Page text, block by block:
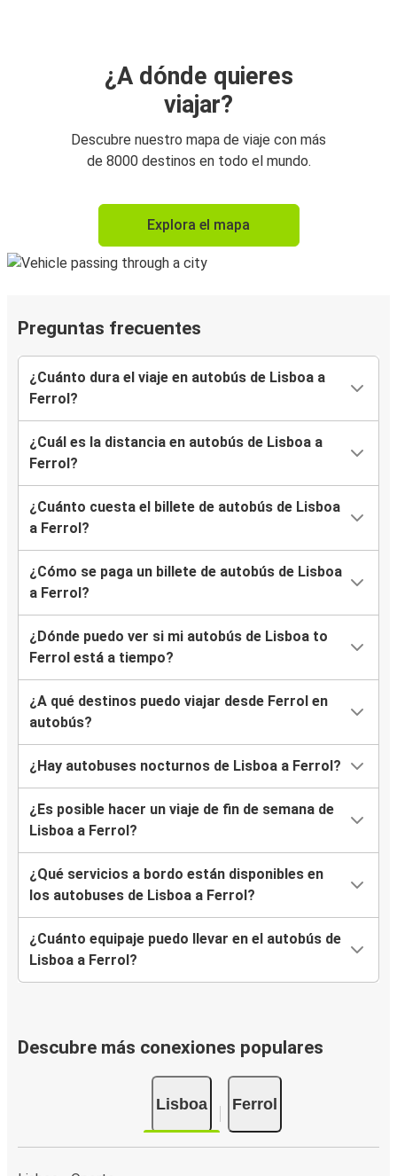
¿A dónde quieres
viajar?
Descubre nuestro mapa de viaje con más
de 8000 destinos en todo el mundo.
Explora el mapa
Preguntas frecuentes
¿Cuánto dura el viaje en autobús de Lisboa a
Ferrol?
¿Cuál es la distancia en autobús de Lisboa a
Ferrol?
¿Cuánto cuesta el billete de autobús de Lisboa
a Ferrol?
¿Cómo se paga un billete de autobús de Lisboa
a Ferrol?
¿Dónde puedo ver si mi autobús de Lisboa to
Ferrol está a tiempo?
¿A qué destinos puedo viajar desde Ferrol en
autobús?
¿Hay autobuses nocturnos de Lisboa a Ferrol?
¿Es posible hacer un viaje de fin de semana de
Lisboa a Ferrol?
¿Qué servicios a bordo están disponibles en
los autobuses de Lisboa a Ferrol?
¿Cuánto equipaje puedo llevar en el autobús de
Lisboa a Ferrol?
Descubre más conexiones populares
Lisboa Ferrol